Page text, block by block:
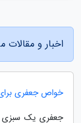
اخبار و مقالات
خواص جعفری
جعفری یک سبزی